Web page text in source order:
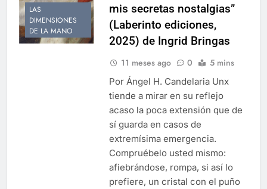
LAS
DIMENSIONES
DE LA MANO
mis secretas nostalgias”
(Laberinto ediciones,
2025) de Ingrid Bringas
11 meses ago 0 5 mins
Por Ángel H. Candelaria Unx
tiende a mirar en su reflejo
acaso la poca extensión que de
sí guarda en casos de
extremísima emergencia.
Compruébelo usted mismo:
afiebrándose, rompa, si así lo
prefiere, un cristal con el puño